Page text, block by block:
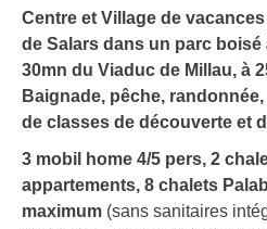
Centre et Village de
de Salars dans un parc boisé
30mn du Viaduc de Millau, à
Baignade, pêche,
de classes de découverte et
3 mobil home 4/5 pers, 2
appartements, 8 chalets
maximum (sans sanitaires